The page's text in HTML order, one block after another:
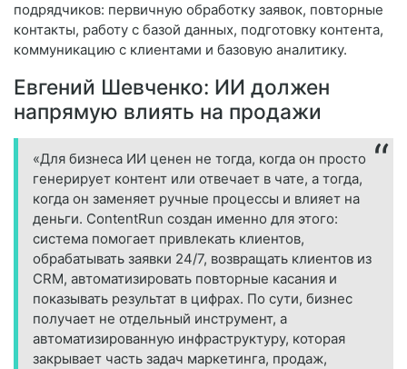
подрядчиков: первичную обработку заявок, повторные
контакты, работу с базой данных, подготовку контента,
коммуникацию с клиентами и базовую аналитику.
Евгений Шевченко: ИИ должен
напрямую влиять на продажи
«Для бизнеса ИИ ценен не тогда, когда он просто
генерирует контент или отвечает в чате, а тогда,
когда он заменяет ручные процессы и влияет на
деньги. ContentRun создан именно для этого:
система помогает привлекать клиентов,
обрабатывать заявки 24/7, возвращать клиентов из
CRM, автоматизировать повторные касания и
показывать результат в цифрах. По сути, бизнес
получает не отдельный инструмент, а
автоматизированную инфраструктуру, которая
закрывает часть задач маркетинга, продаж,